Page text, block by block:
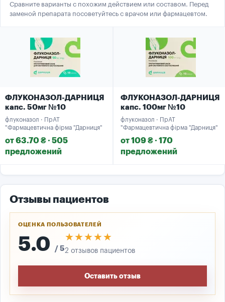
Сравните варианты с похожим действием или составом. Перед
заменой препарата посоветуйтесь с врачом или фармацевтом.
ФЛУКОНАЗОЛ-ДАРНИЦЯ
капс. 50мг №10
флуконазол · ПрАТ
"Фармацевтична фірма "Дарниця"
от 63.70 ₴ · 505
предложений
ФЛУКОНАЗОЛ-ДАРНИЦЯ
капс. 100мг №10
флуконазол · ПрАТ
"Фармацевтична фірма "Дарниця"
от 109 ₴ · 170
предложений
Отзывы пациентов
ОЦЕНКА ПОЛЬЗОВАТЕЛЕЙ
5.0 / 5
★★★★★
★★★★★
2 отзывов пациентов
Оставить отзыв